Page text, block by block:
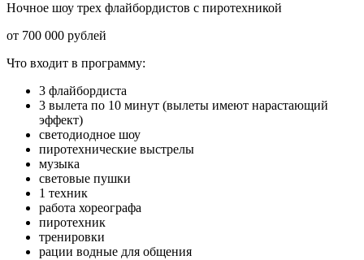
Ночное шоу трех флайбордистов с пиротехникой
от 700 000 рублей
Что входит в программу:
3 флайбордиста
3 вылета по 10 минут (вылеты имеют нарастающий
эффект)
светодиодное шоу
пиротехнические выстрелы
музыка
световые пушки
1 техник
работа хореографа
пиротехник
тренировки
рации водные для общения